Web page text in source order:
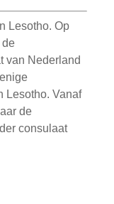
Lesotho. Op
de
van Nederland
Lesotho. Vanaf
de
consulaat